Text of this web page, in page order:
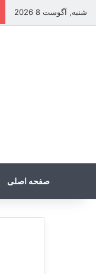
شنبه, آگوست 8 2026
صفحه اصلی